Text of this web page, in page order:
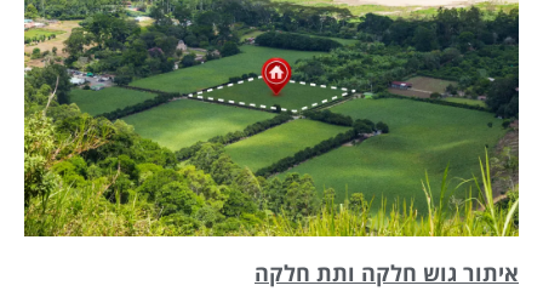
איתור גוש חלקה ותת חלקה